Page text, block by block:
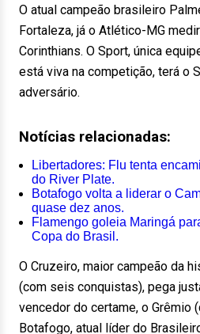
O atual campeão brasileiro
Fortaleza, já o Atlético-MG
Corinthians. O Sport, única
está viva na competição, terá o
adversário.
Notícias relacionadas:
Libertadores: Flu tenta
do River Plate.
Botafogo volta a liderar o
quase dez anos.
Flamengo goleia Maringá
Copa do Brasil.
O Cruzeiro, maior campeão da
(com seis conquistas), pega
vencedor do certame, o Grêmio
Botafogo, atual líder do